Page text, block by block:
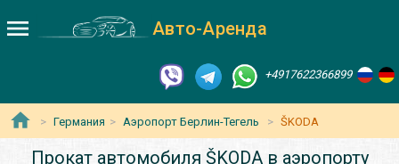
Авто-Аренда
+4917622366899
Германия Аэропорт Берлин-Тегель ŠKODA
Прокат автомобиля ŠKODA в аэропорту